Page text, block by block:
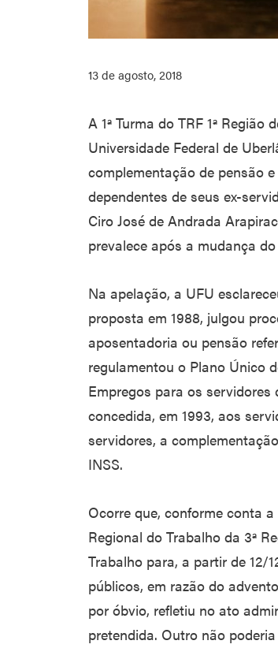
13 de agosto, 2018
A 1ª Turma do TRF 1ª
Universidade Federal de
complementação de pensão
dependentes de seus ex-
Ciro José de Andrada
prevalece após a mudança
Na apelação, a UFU
proposta em 1988, julgou
aposentadoria ou pensão
regulamentou o Plano Único
Empregos para os servidores
concedida, em 1993, aos
servidores, a
INSS.
Ocorre que, conforme conta
Regional do Trabalho da 3ª
Trabalho para, a partir de 12/
públicos, em razão do
por óbvio, refletiu no ato
pretendida. Outro não